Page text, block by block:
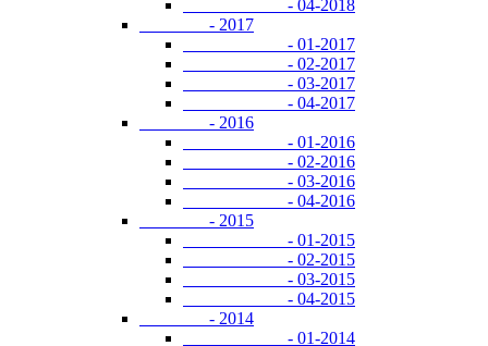
- 04-2018
- 2017
- 01-2017
- 02-2017
- 03-2017
- 04-2017
- 2016
- 01-2016
- 02-2016
- 03-2016
- 04-2016
- 2015
- 01-2015
- 02-2015
- 03-2015
- 04-2015
- 2014
- 01-2014